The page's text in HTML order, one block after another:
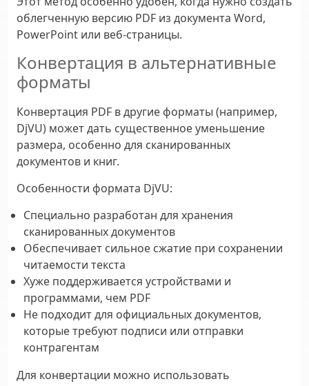
облегченную версию PDF из документа Word,
PowerPoint или веб-страницы.
Конвертация в альтернативные
форматы
Конвертация PDF в другие форматы (например,
DjVU) может дать существенное уменьшение
размера, особенно для сканированных
документов и книг.
Особенности формата DjVU:
Специально разработан для хранения
сканированных документов
Обеспечивает сильное сжатие при сохранении
читаемости текста
Хуже поддерживается устройствами и
программами, чем PDF
Не подходит для официальных документов,
которые требуют подписи или отправки
контрагентам
Для конвертации можно использовать